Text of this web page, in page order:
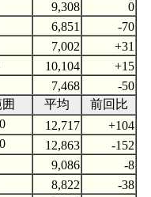
9,308
0
6,851
-70
7,002
+31
10,104
+15
7,468
-50
平均
前回比
12,717
+104
12,863
-152
9,086
-8
8,822
-38